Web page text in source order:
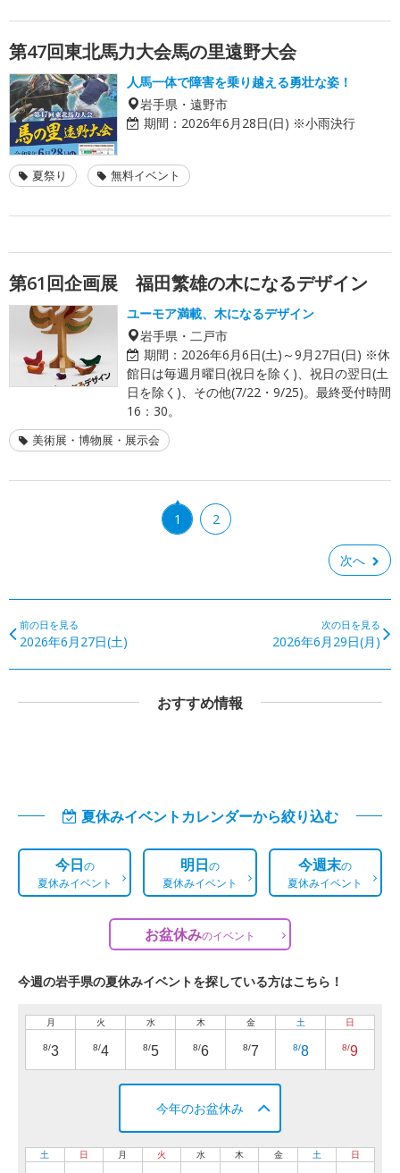
第47回東北馬力大会馬の里遠野大会
人馬一体で障害を乗り越える勇壮な姿！
岩手県・遠野市
期間： 2026年6月28日(日) ※小雨決行
夏祭り 無料イベント
第61回企画展 福田繁雄の木になるデザイン
ユーモア満載、木になるデザイン
岩手県・二戸市
期間： 2026年6月6日(土)～9月27日(日) ※休
館日は毎週月曜日(祝日を除く)、祝日の翌日(土
日を除く)、その他(7/22・9/25)。最終受付時間
16：30。
美術展・博物展・展示会
1 2
次へ
前の日を見る
2026年6月27日(土)
次の日を見る
2026年6月29日(月)
おすすめ情報
夏休みイベントカレンダーから絞り込む
今日の
夏休みイベント
明日の
夏休みイベント
今週末の
夏休みイベント
お盆休みのイベント
今週の岩手県の夏休みイベントを探している方はこちら！
月
8/3
火
8/4
水
8/5
木
8/6
金
8/7
土
8/8
日
8/9
今年のお盆休み
土 日 月 火 水 木 金 土 日